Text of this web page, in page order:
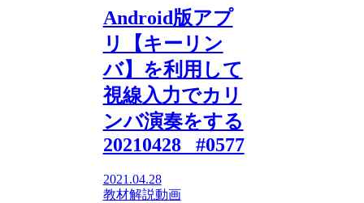
Android版アプ
リ【キーリン
バ】を利用して
視線入力でカリ
ンバ演奏をする
20210428 _#0577
2021.04.28
教材解説動画